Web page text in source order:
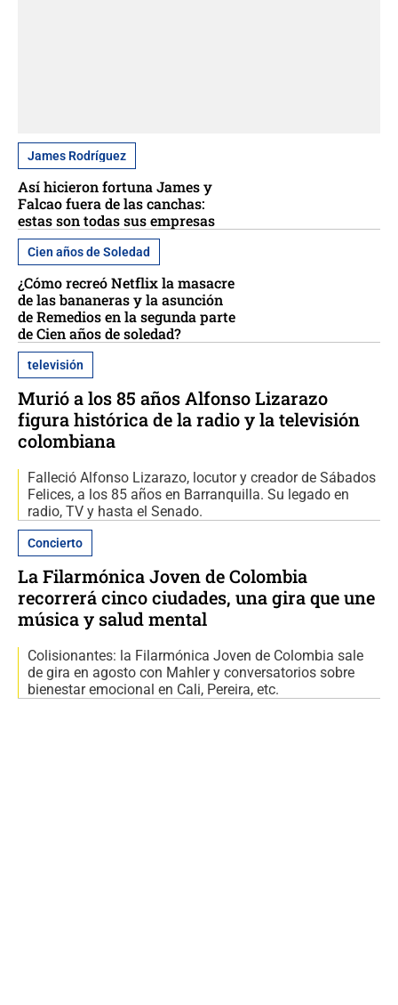
James Rodríguez
Así hicieron fortuna James y
Falcao fuera de las canchas:
estas son todas sus empresas
Cien años de Soledad
¿Cómo recreó Netflix la masacre
de las bananeras y la asunción
de Remedios en la segunda parte
de Cien años de soledad?
televisión
Murió a los 85 años Alfonso Lizarazo
figura histórica de la radio y la televisión
colombiana
Falleció Alfonso Lizarazo, locutor y creador de Sábados
Felices, a los 85 años en Barranquilla. Su legado en
radio, TV y hasta el Senado.
Concierto
La Filarmónica Joven de Colombia
recorrerá cinco ciudades, una gira que une
música y salud mental
Colisionantes: la Filarmónica Joven de Colombia sale
de gira en agosto con Mahler y conversatorios sobre
bienestar emocional en Cali, Pereira, etc.